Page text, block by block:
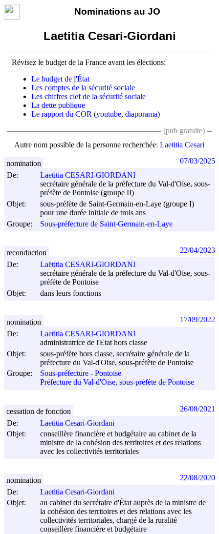
Nominations au JO
Laetitia Cesari-Giordani
Révisez le budget de la France avant les élections:
Le budget de l'État
Les comptes de la sécurité sociale
Les chiffres clef de la sécurité sociale
La dette publique
Le rapport du COR (youtube, diaporama)
(pub gratuite)
Autre nom possible de la personne recherchée: Laetitia Cesari
De:
Laetitia CESARI-GIORDANI
secrétaire générale de la préfecture du Val-d'Oise, sous-
préfète de Pontoise (groupe II)
Objet:
sous-préfète de Saint-Germain-en-Laye (groupe I)
pour une durée initiale de trois ans
Groupe:
Sous-préfecture de Saint-Germain-en-Laye
nomination 07/03/2025
De:
Laëtitia CESARI-GIORDANI
secrétaire générale de la préfecture du Val-d'Oise, sous-
préfète de Pontoise
Objet:
dans leurs fonctions
reconduction 22/04/2023
De:
Laetitia CESARI-GIORDANI
administratrice de l'Etat hors classe
Objet:
sous-préfète hors classe, secrétaire générale de la
préfecture du Val-d'Oise, sous-préfète de Pontoise
Groupe:
Sous-préfecture - Pontoise
Préfecture du Val-d'Oise, sous-préfète de Pontoise
nomination 17/09/2022
De:
Laetitia Cesari-Giordani
Objet:
conseillère financière et budgétaire au cabinet de la
ministre de la cohésion des territoires et des relations
avec les collectivités territoriales
cessation de fonction 26/08/2021
De:
Laetitia Cesari-Giordani
Objet:
au cabinet du secrétaire d'État auprès de la ministre de
la cohésion des territoires et des relations avec les
collectivités territoriales, chargé de la ruralité
conseillère financière et budgétaire
nomination 22/08/2020